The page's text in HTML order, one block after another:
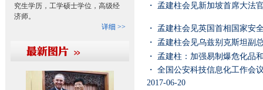
究生学历，工学硕士学位，高级经
济师。
详细 >>
・ 孟建柱会见新加坡首席大法
・ 孟建柱会见英国首相国家安
・ 孟建柱会见乌兹别克斯坦副
・ 孟建柱：加强易制爆危化品
・ 全国公安科技信息化工作会
2017-06-20